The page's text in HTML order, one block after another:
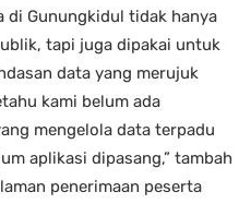
di Gunungkidul tidak hanya
tapi juga dipakai untuk
data yang merujuk
kami belum ada
mengelola data terpadu
aplikasi dipasang,” tambah
penerimaan peserta